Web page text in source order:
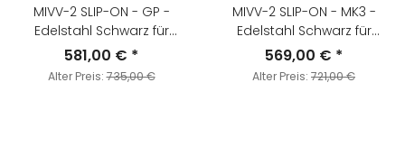
MIVV-2 SLIP-ON - GP -
Edelstahl Schwarz für
KAWASAKI - Z1000 SX / NINJA
1000 SX BJ. 2014 > 2019 -
K.043.LXB
581,00 € *
Alter Preis:735,00 €
MIVV-2 SLIP-ON - MK3 -
Edelstahl Schwarz für
DUCATI - HYPERMOTARD 939
BJ. 2016 > 2018 - D.043.SM3B
569,00 € *
Alter Preis: 721,00 €